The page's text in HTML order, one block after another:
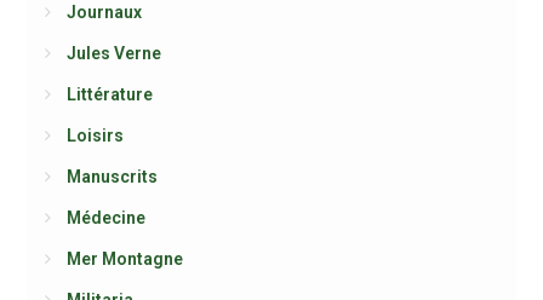
Journaux
Jules Verne
Littérature
Loisirs
Manuscrits
Médecine
Mer Montagne